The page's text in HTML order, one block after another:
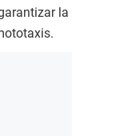
la